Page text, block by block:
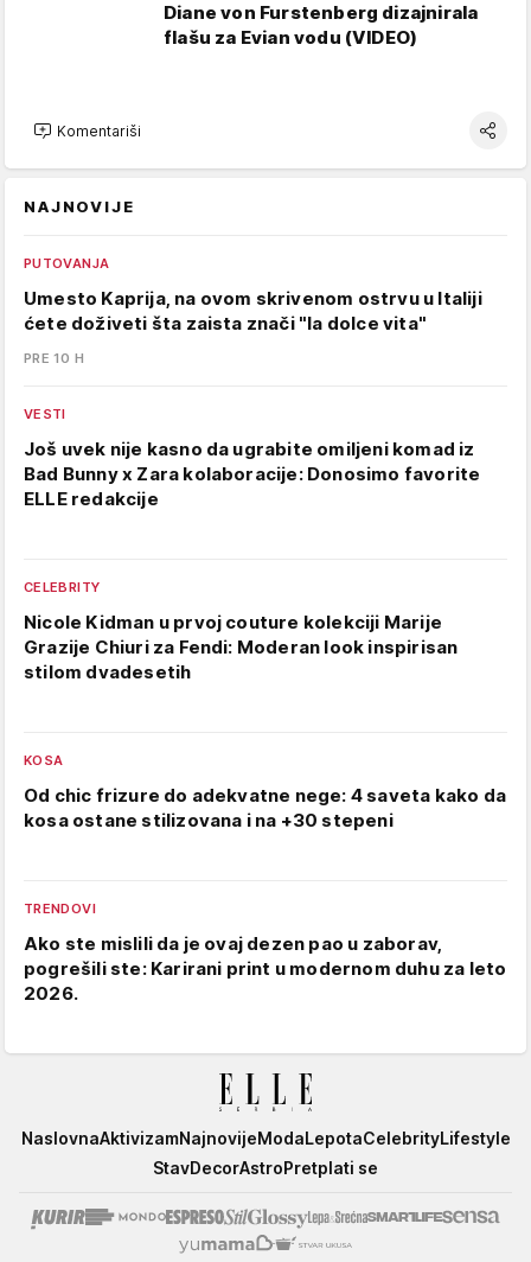
Diane von Furstenberg dizajnirala
flašu za Evian vodu (VIDEO)
Komentariši
NAJNOVIJE
PUTOVANJA
Umesto Kaprija, na ovom skrivenom ostrvu u Italiji
ćete doživeti šta zaista znači "la dolce vita"
PRE 10 H
VESTI
Još uvek nije kasno da ugrabite omiljeni komad iz
Bad Bunny x Zara kolaboracije: Donosimo favorite
ELLE redakcije
CELEBRITY
Nicole Kidman u prvoj couture kolekciji Marije
Grazije Chiuri za Fendi: Moderan look inspirisan
stilom dvadesetih
KOSA
Od chic frizure do adekvatne nege: 4 saveta kako da
kosa ostane stilizovana i na +30 stepeni
TRENDOVI
Ako ste mislili da je ovaj dezen pao u zaborav,
pogrešili ste: Karirani print u modernom duhu za leto
2026.
Elle
NaslovnaAktivizamNajnovijeModaLepotaCelebrityLifestyle
StavDecorAstroPretplati se